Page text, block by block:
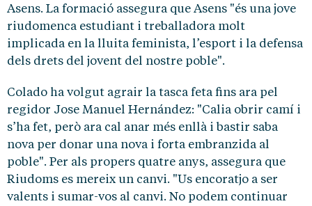
Asens. La formació assegura que Asens "és una jove
riudomenca estudiant i treballadora molt
implicada en la lluita feminista, l’esport i la defensa
dels drets del jovent del nostre poble".
Colado ha volgut agrair la tasca feta fins ara pel
regidor Jose Manuel Hernández: "Calia obrir camí i
s’ha fet, però ara cal anar més enllà i bastir saba
nova per donar una nova i forta embranzida al
poble". Per als propers quatre anys, assegura que
Riudoms es mereix un canvi. "Us encoratjo a ser
valents i sumar-vos al canvi. No podem continuar